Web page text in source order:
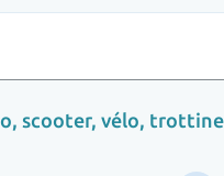
scooter, vélo,